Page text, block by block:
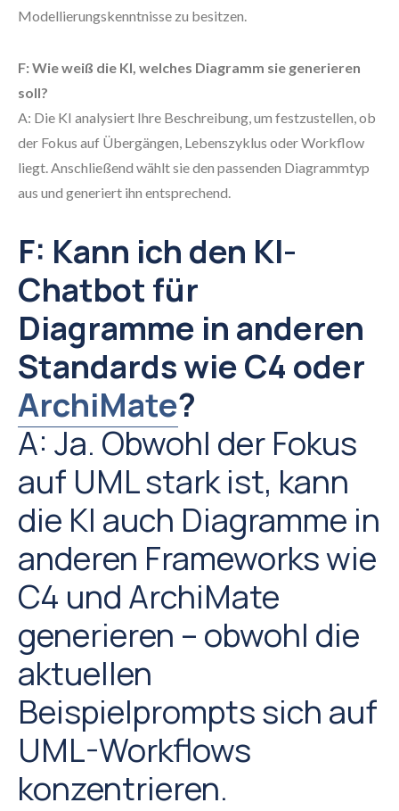
Modellierungskenntnisse zu besitzen.
F: Wie weiß die KI, welches Diagramm sie generieren
soll?
A: Die KI analysiert Ihre Beschreibung, um festzustellen, ob
der Fokus auf Übergängen, Lebenszyklus oder Workflow
liegt. Anschließend wählt sie den passenden Diagrammtyp
aus und generiert ihn entsprechend.
F: Kann ich den KI-
Chatbot für
Diagramme in anderen
Standards wie C4 oder
ArchiMate?
A: Ja. Obwohl der Fokus
auf UML stark ist, kann
die KI auch Diagramme in
anderen Frameworks wie
C4 und ArchiMate
generieren – obwohl die
aktuellen
Beispielprompts sich auf
UML-Workflows
konzentrieren.